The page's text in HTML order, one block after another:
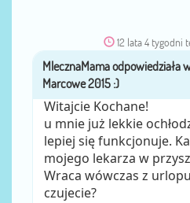
12 lata 4 tygodni
przez
Witajcie Kochane!
u mnie już lekkie
lepiej się funkcjonuje.
mojego lekarza w
Wraca wówczas z
czujecie?